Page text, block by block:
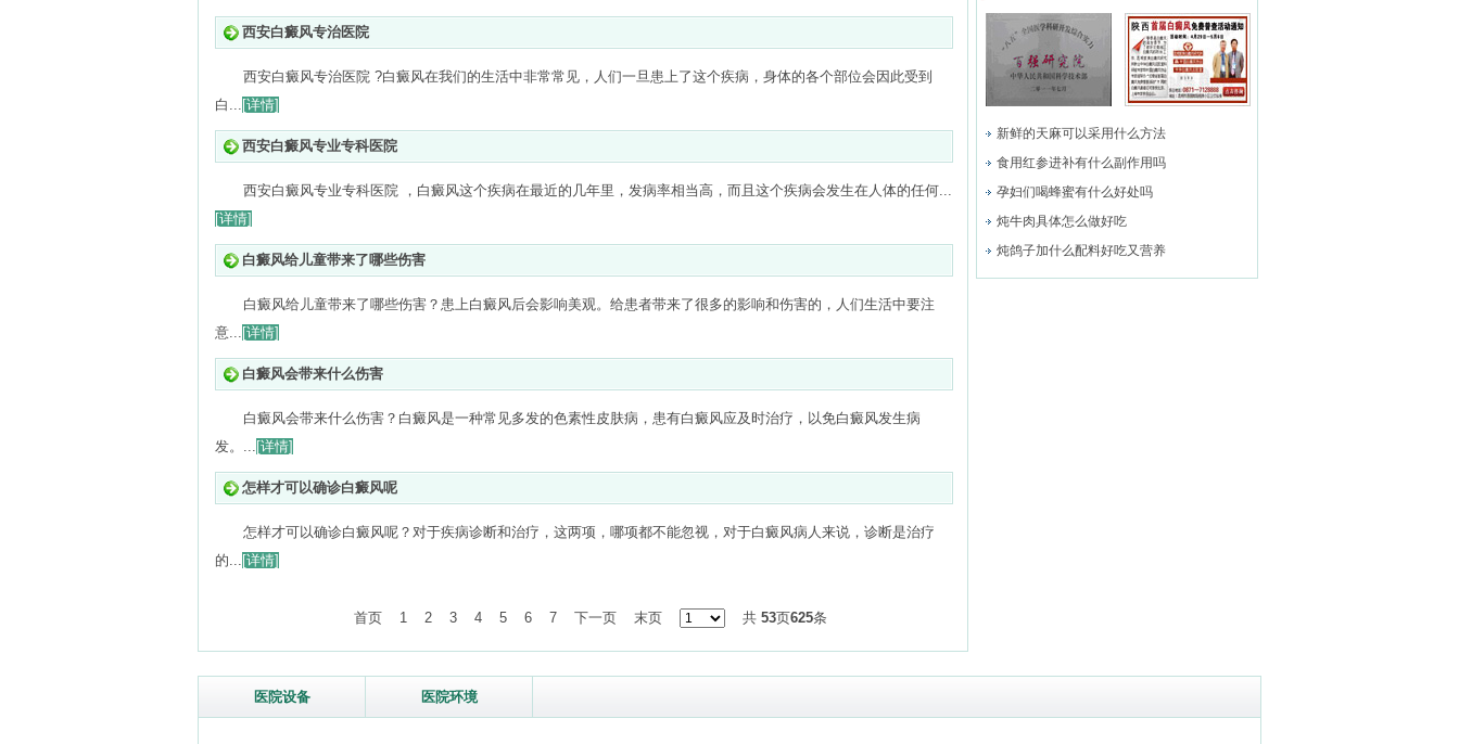
西安白癜风专治医院
西安白癜风专治医院 ?白癜风在我们的生活中非常常见，人们一旦患上了这个疾病，身体的各个部位会因此受到
白... [详情]
西安白癜风专业专科医院
西安白癜风专业专科医院 ，白癜风这个疾病在最近的几年里，发病率相当高，而且这个疾病会发生在人体的任何...
[详情]
白癜风给儿童带来了哪些伤害
白癜风给儿童带来了哪些伤害？患上白癜风后会影响美观。给患者带来了很多的影响和伤害的，人们生活中要注
意... [详情]
白癜风会带来什么伤害
白癜风会带来什么伤害？白癜风是一种常见多发的色素性皮肤病，患有白癜风应及时治疗，以免白癜风发生病
发。... [详情]
怎样才可以确诊白癜风呢
怎样才可以确诊白癜风呢？对于疾病诊断和治疗，这两项，哪项都不能忽视，对于白癜风病人来说，诊断是治疗
的... [详情]
首页 1 2 3 4 5 6 7 下一页 末页 共 53页625条
新鲜的天麻可以采用什么方法
食用红参进补有什么副作用吗
孕妇们喝蜂蜜有什么好处吗
炖牛肉具体怎么做好吃
炖鸽子加什么配料好吃又营养
医院设备 医院环境